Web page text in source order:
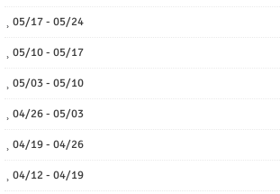
05/17 - 05/24
05/10 - 05/17
05/03 - 05/10
04/26 - 05/03
04/19 - 04/26
04/12 - 04/19